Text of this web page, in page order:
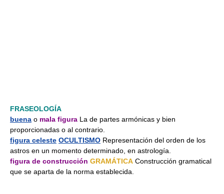
FRASEOLOGÍA
buena o mala figura La de partes armónicas y bien
proporcionadas o al contrario.
figura celeste OCULTISMO Representación del orden de los
astros en un momento determinado, en astrología.
figura de construcción GRAMÁTICA Construcción gramatical
que se aparta de la norma establecida.